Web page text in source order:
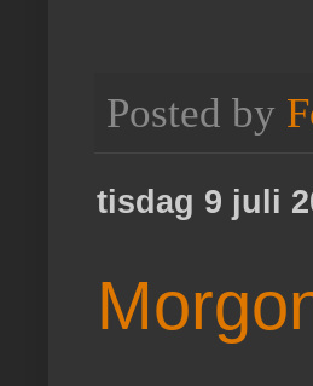
Posted by
tisdag 9 juli